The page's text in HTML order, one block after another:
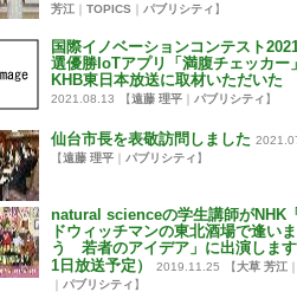
芳江
TOPICS パブリシティ】
国際イノベーションコンテスト
選優勝IoTアプリ「満腹チェッカー
KHB東日本放送に取材いただいた
2021.08.13 【遠藤 理平 パブリシティ】
仙台市長を表敬訪問しました
【遠藤 理平 パブリシティ】
natural scienceの学生講師がNHK
ドウィッチマンの東北酒場で逢い
う 若者のアイデア」に出演しま
1日放送予定）
2019.11.25 【大草 芳江
パブリシティ】